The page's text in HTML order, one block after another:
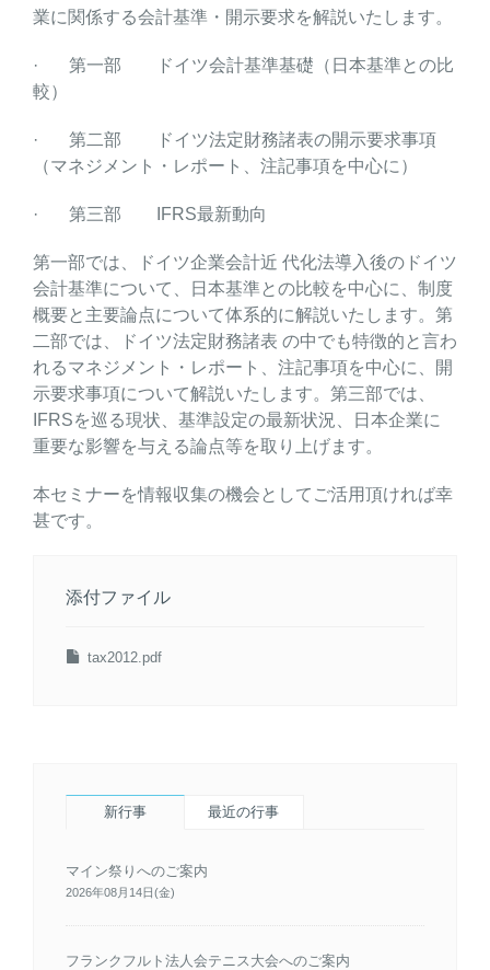
業に関係する会計基準・開示要求を解説いたします。
· 第一部 ドイツ会計基準基礎（日本基準との比
較）
· 第二部 ドイツ法定財務諸表の開示要求事項
（マネジメント・レポート、注記事項を中心に）
· 第三部 IFRS最新動向
第一部では、ドイツ企業会計近 代化法導入後のドイツ
会計基準について、日本基準との比較を中心に、制度
概要と主要論点について体系的に解説いたします。第
二部では、ドイツ法定財務諸表 の中でも特徴的と言わ
れるマネジメント・レポート、注記事項を中心に、開
示要求事項について解説いたします。第三部では、
IFRSを巡る現状、基準設定の最新状況、日本企業に
重要な影響を与える論点等を取り上げます。
本セミナーを情報収集の機会としてご活用頂ければ幸
甚です。
添付ファイル
tax2012.pdf
新行事 最近の行事
マイン祭りへのご案内
2026年08月14日(金)
フランクフルト法人会テニス大会へのご案内